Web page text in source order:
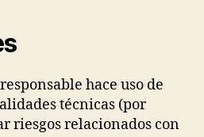
hace uso de
técnicas (por
riesgos relacionados con